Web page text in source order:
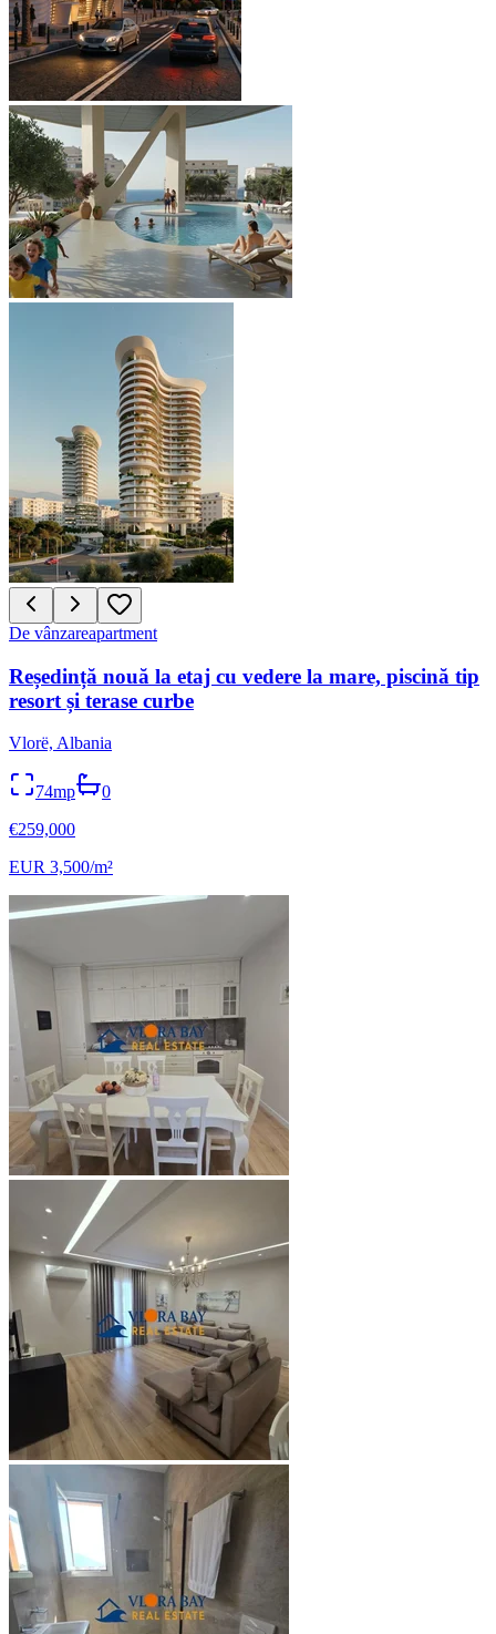
De vânzareapartment
Reședință nouă la etaj cu vedere la mare, piscină tip
resort și terase curbe
Vlorë, Albania
74mp
0
€259,000
EUR 3,500/m²